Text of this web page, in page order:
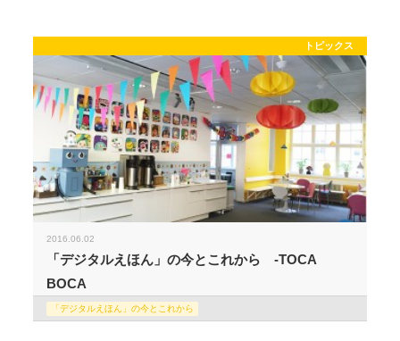
トピックス
2016.06.02
「デジタルえほん」の今とこれから -TOCA
BOCA
「デジタルえほん」の今とこれから